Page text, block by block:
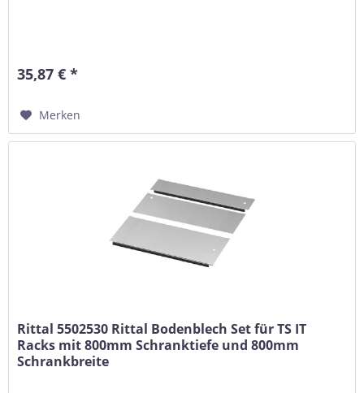
35,87 € *
Merken
Rittal 5502530 Rittal Bodenblech Set für TS IT
Racks mit 800mm Schranktiefe und 800mm
Schrankbreite